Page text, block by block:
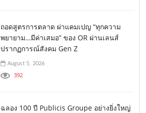
ถอดสูตรการตลาด ผ่าแคมเปญ “ทุกความ
พยายาม…มีค่าเสมอ” ของ OR ผ่านเลนส์
ปรากฏการณ์สังคม Gen Z
August 5, 2026
392
ฉลอง 100 ปี Publicis Groupe อย่างยิ่งใหญ่